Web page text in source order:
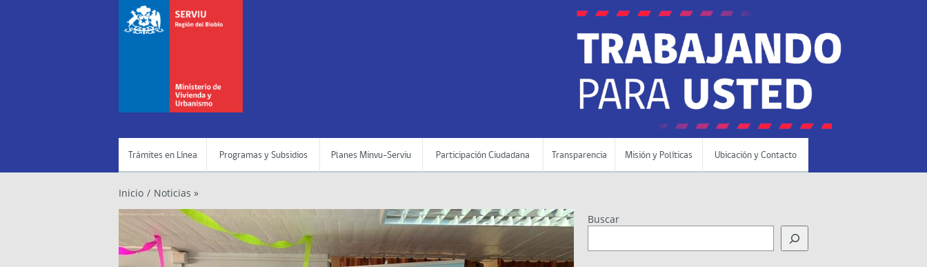
Trámites en Línea Programas y Subsidios Planes Minvu-Serviu Participación Ciudadana Transparencia Misión y Políticas Ubicación y Contacto
Inicio / Noticias »
Buscar